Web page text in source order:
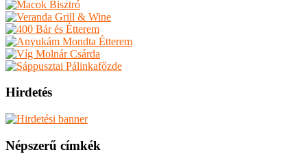
Hirdetés
Népszerű címkék